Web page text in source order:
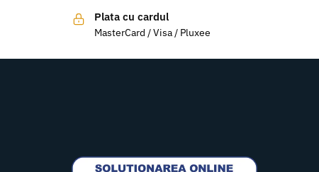
Plata cu cardul
MasterCard / Visa / Pluxee